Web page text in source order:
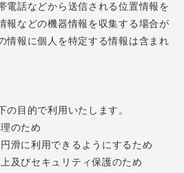
電話などから送信される位置情報を
報などの機器情報を収集する場合が
情報に個人を特定する情報は含まれ
目的で利用いたします。
のため
滑に利用できるようにするため
及びセキュリティ保護のため